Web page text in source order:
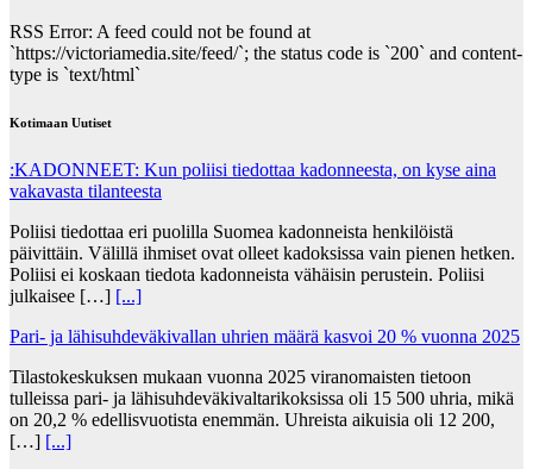
RSS Error: A feed could not be found at
`https://victoriamedia.site/feed/`; the status code is `200` and content-
type is `text/html`
Kotimaan Uutiset
:KADONNEET: Kun poliisi tiedottaa kadonneesta, on kyse aina
vakavasta tilanteesta
Poliisi tiedottaa eri puolilla Suomea kadonneista henkilöistä
päivittäin. Välillä ihmiset ovat olleet kadoksissa vain pienen hetken.
Poliisi ei koskaan tiedota kadonneista vähäisin perustein. Poliisi
julkaisee […] [...]
Pari- ja lähisuhdeväkivallan uhrien määrä kasvoi 20 % vuonna 2025
Tilastokeskuksen mukaan vuonna 2025 viranomaisten tietoon
tulleissa pari- ja lähisuhdeväkivaltarikoksissa oli 15 500 uhria, mikä
on 20,2 % edellisvuotista enemmän. Uhreista aikuisia oli 12 200,
[…] [...]